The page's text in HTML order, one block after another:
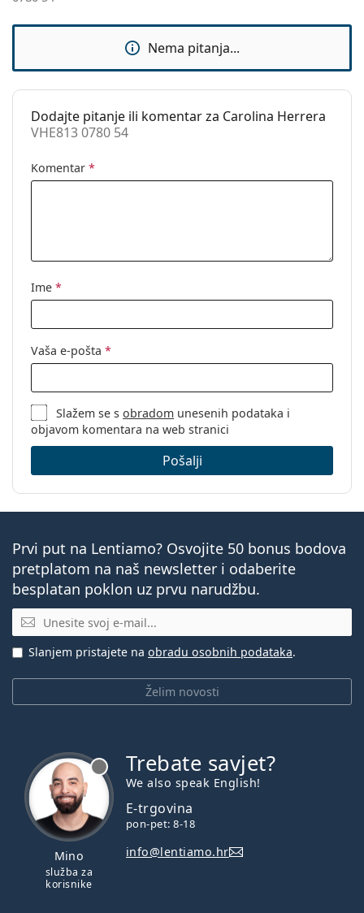
Da
Krpa za
Da
Ostalo
Spol:
Ženske
Kategorija:
Nema pitanja...
Dodajte pitanje ili komentar za Carolina Herrera
VHE813 0780 54
Komentar *
Ime *
Vaša e-pošta *
Slažem se sobradom unesenih podataka i
objavom komentara na web stranici
Pošalji
Prvi put na Lentiamo? Osvojite 50 bonus bodova
pretplatom na naš newsletter i odaberite
besplatan poklon uz prvu narudžbu.
E-mail
Želim novosti
Slanjem pristajete na obradu osobnih podataka.
Mino
služba za
korisnike
Trebate savjet?
We also speak English!
E-trgovina
pon-pet: 8-18
info@lentiamo.hr